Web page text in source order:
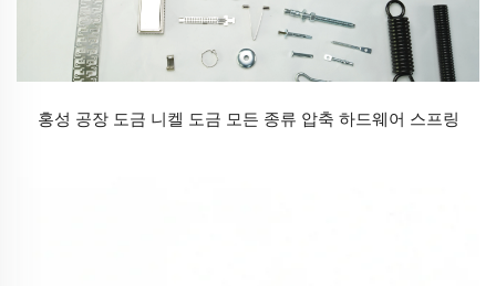
홍성 공장 도금 니켈 도금 모든 종류 압축 하드웨어 스프링